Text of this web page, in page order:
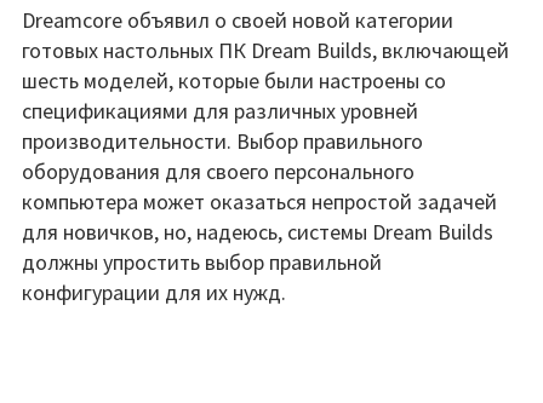
Новые
ПК
Dreamcore
Dream
Builds
готовы
к
запуску.
Dreamcore объявил о своей новой категории
готовых настольных ПК Dream Builds, включающей
шесть моделей, которые были настроены со
спецификациями для различных уровней
производительности. Выбор правильного
оборудования для своего персонального
компьютера может оказаться непростой задачей
для новичков, но, надеюсь, системы Dream Builds
должны упростить выбор правильной
конфигурации для их нужд.